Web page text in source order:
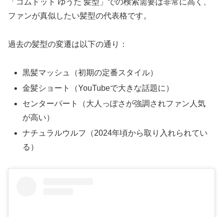
「コムドット ゆうた 髪型」での検索需要は非常に高く、
ファンが真似したい髪型の代表格です。
過去の髪型の変遷は以下の通り：
黒髪マッシュ（初期の定番スタイル）
金髪ショート（YouTubeで大きな話題に）
センターパート（大人っぽさが強調されファン人気
が高い）
ナチュラルウルフ（2024年頃から取り入れられてい
る）